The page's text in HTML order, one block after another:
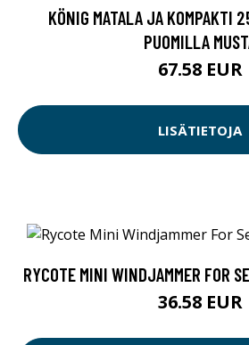
KÖNIG MATALA JA KOMPAKTI
PUOMILLA
67.58 EUR
LISÄTIETOJA
RYCOTE MINI WINDJAMMER FOR
36.58 EUR